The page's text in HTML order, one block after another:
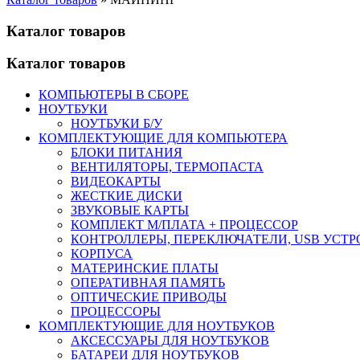
Каталог товаров
Каталог товаров
КОМПЬЮТЕРЫ В СБОРЕ
НОУТБУКИ
НОУТБУКИ Б/У
КОМПЛЕКТУЮЩИЕ ДЛЯ КОМПЬЮТЕРА
БЛОКИ ПИТАНИЯ
ВЕНТИЛЯТОРЫ, ТЕРМОПАСТА
ВИДЕОКАРТЫ
ЖЕСТКИЕ ДИСКИ
ЗВУКОВЫЕ КАРТЫ
КОМПЛЕКТ М/ПЛАТА + ПРОЦЕССОР
КОНТРОЛЛЕРЫ, ПЕРЕКЛЮЧАТЕЛИ, USB
КОРПУСА
МАТЕРИНСКИЕ ПЛАТЫ
ОПЕРАТИВНАЯ ПАМЯТЬ
ОПТИЧЕСКИЕ ПРИВОДЫ
ПРОЦЕССОРЫ
КОМПЛЕКТУЮЩИЕ ДЛЯ НОУТБУКОВ
АКСЕССУАРЫ ДЛЯ НОУТБУКОВ
БАТАРЕИ ДЛЯ НОУТБУКОВ